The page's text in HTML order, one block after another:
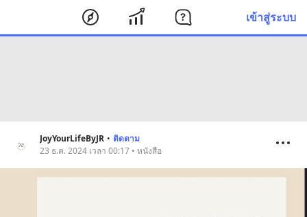
เข้าสู่ระบบ
JoyYourLifeByJR • ติดตาม
23 ธ.ค. 2024 เวลา 00:17 • หนังสือ